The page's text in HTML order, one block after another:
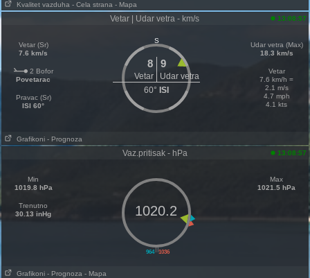
Kvalitet vazduha - Cela strana - Mapa
Vetar | Udar vetra - km/s 13:08:57
Vetar (Sr)
7.6 km/s
2 Bofor
Povetarac
Pravac (Sr)
ISI 60°
S
8 9
Vetar
Udar vetra
60° ISI
Udar vetra (Max)
18.3 km/s
Vetar
7.6 km/h =
2.1 m/s
4.7 mph
4.1 kts
Grafikoni - Prognoza
Vaz.pritisak - hPa 13:08:57
Min
1019.8 hPa
Trenutno
30.13 inHg
||
964 1036
1020.2
Max
1021.5 hPa
Grafikoni - Prognoza - Mapa